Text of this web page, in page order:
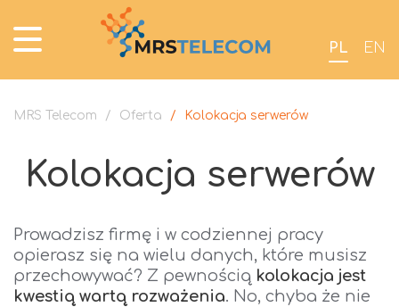
PL EN
MRS Telecom / Oferta / Kolokacja serwerów
Kolokacja serwerów
Prowadzisz firmę i w codziennej pracy
opierasz się na wielu danych, które musisz
przechowywać? Z pewnością kolokacja jest
kwestią wartą rozważenia. No, chyba że nie